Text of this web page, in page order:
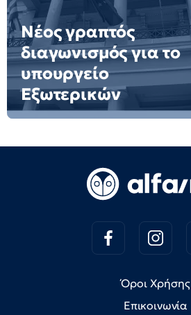
Νέος γραπτός
διαγωνισμός για το
υπουργείο
Εξωτερικών
Όροι Χρήσης
Επικοινωνία